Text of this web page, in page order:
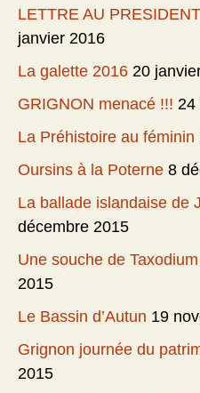
LETTRE AU
janvier 2016
La galette 2016 20
GRIGNON menacé !!! 24
La Préhistoire au féminin
Oursins à la Poterne 8
La ballade islandaise de
décembre 2015
Une souche de
2015
Le Bassin d’Autun 19
Grignon journée du
2015